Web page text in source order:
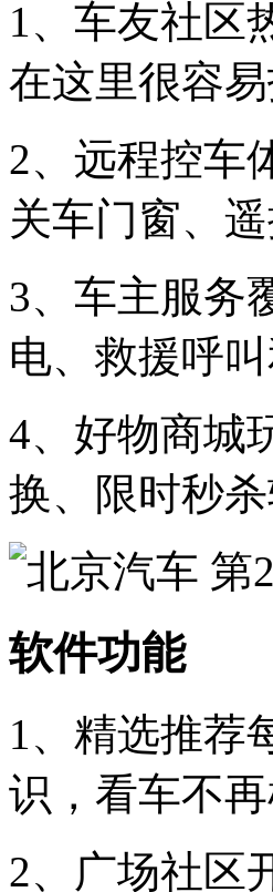
1、车友社区
在这里很容
2、远程控车
关车门窗、
3、车主服务
电、救援呼
4、好物商城
换、限时秒
软件功能
1、精选推荐
识，看车不
2、广场社区